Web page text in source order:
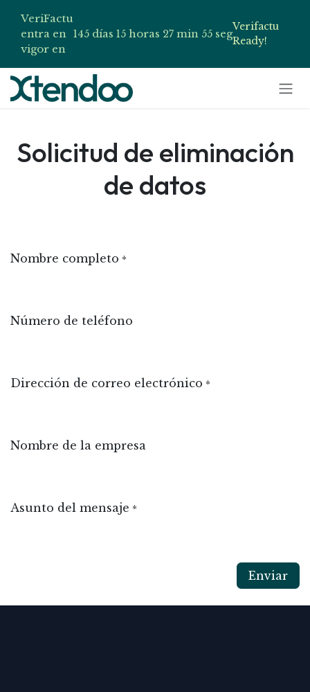
VeriFactu
entra en
vigor en
145 días 15 horas 27 min 55 seg
Verifactu
Ready!
Ir al contenido
Solicitud de eliminación
de datos
Nombre completo *
Número de teléfono
Dirección de correo electrónico *
Nombre de la empresa
Asunto del mensaje *
Enviar